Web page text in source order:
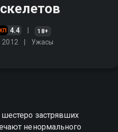
4.4 18+
2012 Ужасы
застрявших
ненормального